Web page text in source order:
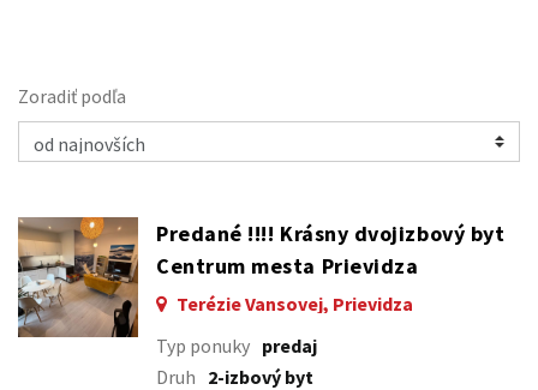
Zoradiť podľa
Predané !!!! Krásny dvojizbový byt
Centrum mesta Prievidza
Terézie Vansovej, Prievidza
Typ ponuky predaj
Druh 2-izbový byt